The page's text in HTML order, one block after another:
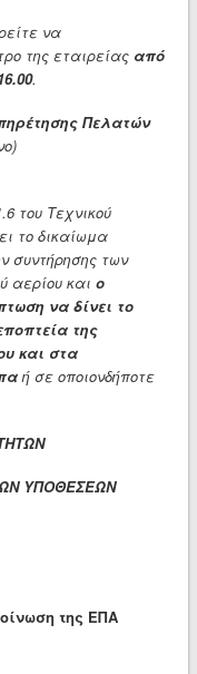
να
της εταιρείας από
.
Πελατών
του Τεχνικού
το δικαίωμα
συντήρησης των
αερίου και ο
να δίνει το
της
και στα
ή σε οποιονδήποτε
ΥΠΟΘΕΣΕΩΝ
της ΕΠΑ